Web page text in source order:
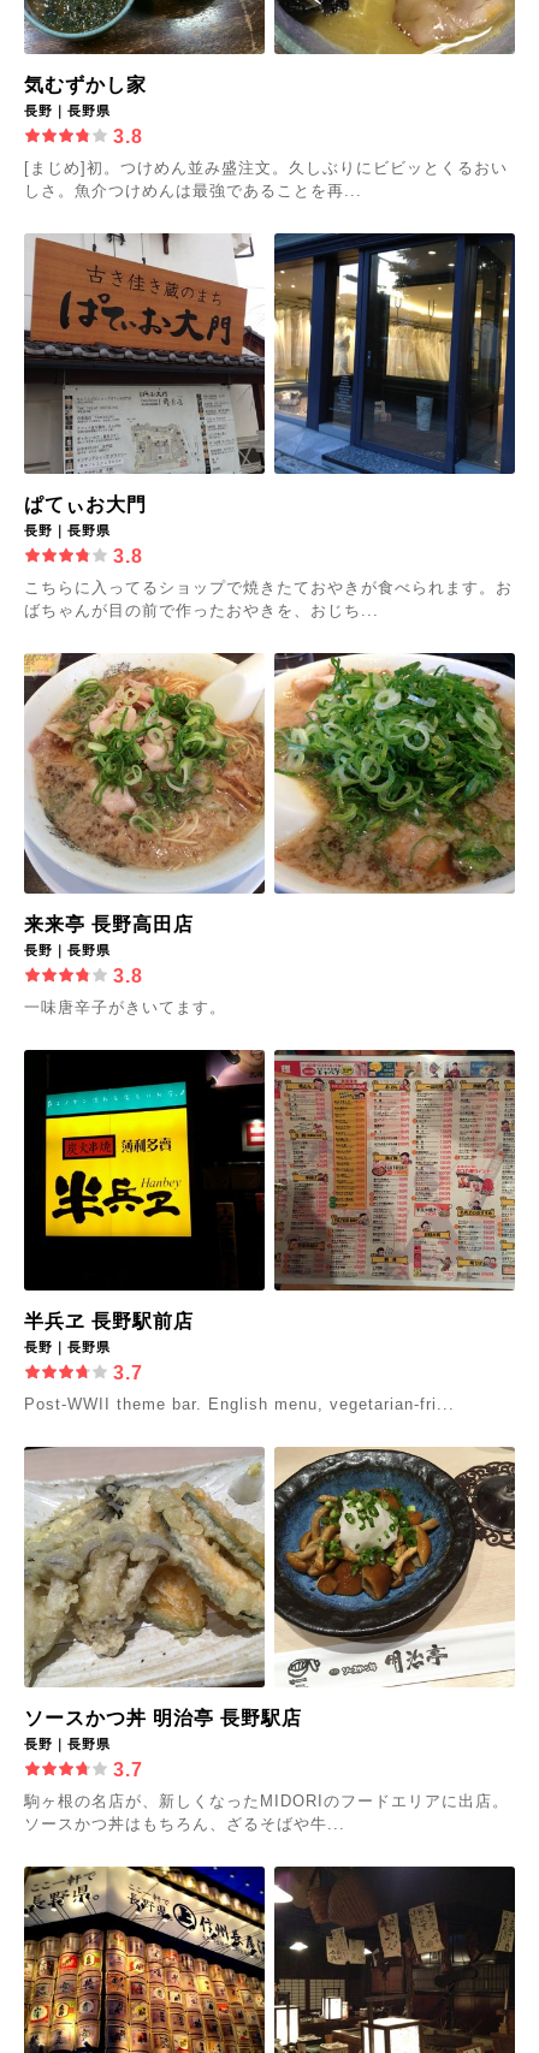
気むずかし家
長野｜長野県
3.8
[まじめ]初。つけめん並み盛注文。久しぶりにビビッとくるおい
しさ。魚介つけめんは最強であることを再...
ぱてぃお大門
長野｜長野県
3.8
こちらに入ってるショップで焼きたておやきが食べられます。お
ばちゃんが目の前で作ったおやきを、おじち...
来来亭 長野高田店
長野｜長野県
3.8
一味唐辛子がきいてます。
半兵ヱ 長野駅前店
長野｜長野県
3.7
Post-WWII theme bar. English menu, vegetarian-fri...
ソースかつ丼 明治亭 長野駅店
長野｜長野県
3.7
駒ヶ根の名店が、新しくなったMIDORIのフードエリアに出店。
ソースかつ丼はもちろん、ざるそばや牛...